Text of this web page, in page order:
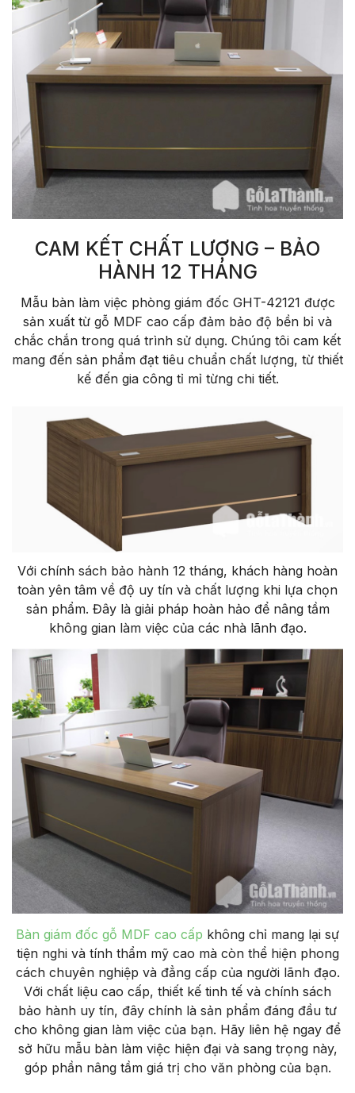
CAM KẾT CHẤT LƯỢNG – BẢO
HÀNH 12 THÁNG
Mẫu bàn làm việc phòng giám đốc GHT-42121 được
sản xuất từ gỗ MDF cao cấp đảm bảo độ bền bỉ và
chắc chắn trong quá trình sử dụng. Chúng tôi cam kết
mang đến sản phẩm đạt tiêu chuẩn chất lượng, từ thiết
kế đến gia công tỉ mỉ từng chi tiết.
Với chính sách bảo hành 12 tháng, khách hàng hoàn
toàn yên tâm về độ uy tín và chất lượng khi lựa chọn
sản phẩm. Đây là giải pháp hoàn hảo để nâng tầm
không gian làm việc của các nhà lãnh đạo.
Bàn giám đốc gỗ MDF cao cấp không chỉ mang lại sự
tiện nghi và tính thẩm mỹ cao mà còn thể hiện phong
cách chuyên nghiệp và đẳng cấp của người lãnh đạo.
Với chất liệu cao cấp, thiết kế tinh tế và chính sách
bảo hành uy tín, đây chính là sản phẩm đáng đầu tư
cho không gian làm việc của bạn. Hãy liên hệ ngay để
sở hữu mẫu bàn làm việc hiện đại và sang trọng này,
góp phần nâng tầm giá trị cho văn phòng của bạn.